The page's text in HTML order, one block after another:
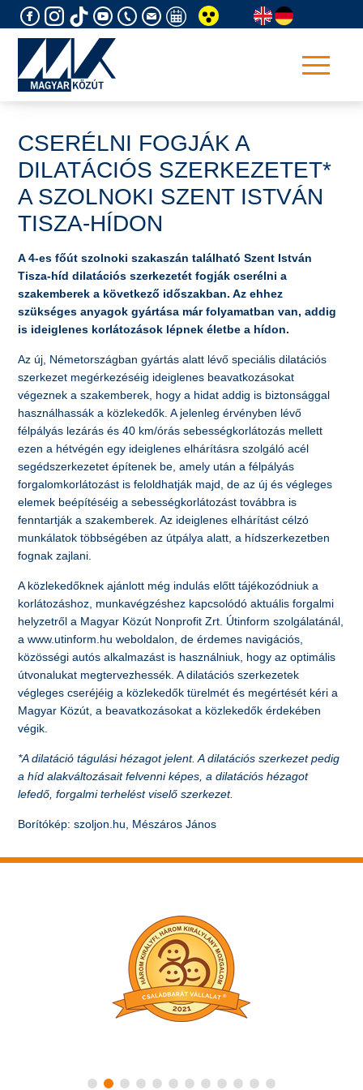
to
CSERÉLNI FOGJÁK A
DILATÁCIÓS SZERKEZETET*
A SZOLNOKI SZENT ISTVÁN
TISZA-HÍDON
A 4-es főút szolnoki szakaszán található Szent István
Tisza-híd dilatációs szerkezetét fogják cserélni a
szakemberek a következő időszakban. Az ehhez
szükséges anyagok gyártása már folyamatban van, addig
is ideiglenes korlátozások lépnek életbe a hídon.
Az új, Németországban gyártás alatt lévő speciális dilatációs
szerkezet megérkezéséig ideiglenes beavatkozásokat
végeznek a szakemberek, hogy a hidat addig is biztonsággal
használhassák a közlekedők. A jelenleg érvényben lévő
félpályás lezárás és 40 km/órás sebességkorlátozás mellett
ezen a hétvégén egy ideiglenes elhárításra szolgáló acél
segédszerkezetet építenek be, amely után a félpályás
forgalomkorlátozást is feloldhatják majd, de az új és végleges
elemek beépítéséig a sebességkorlátozást továbbra is
fenntartják a szakemberek. Az ideiglenes elhárítást célzó
munkálatok többségében az útpálya alatt, a hídszerkezetben
fognak zajlani.
A közlekedőknek ajánlott még indulás előtt tájékozódniuk a
korlátozáshoz, munkavégzéshez kapcsolódó aktuális forgalmi
helyzetről a Magyar Közút Nonprofit Zrt. Útinform szolgálatánál,
a www.utinform.hu weboldalon, de érdemes navigációs,
közösségi autós alkalmazást is használniuk, hogy az optimális
útvonalukat megtervezhessék. A dilatációs szerkezetek
végleges cseréjéig a közlekedők türelmét és megértését kéri a
Magyar Közút, a beavatkozásokat a közlekedők érdekében
végik.
*A dilatáció tágulási hézagot jelent. A dilatációs szerkezet pedig
a híd alakváltozásait felvenni képes, a dilatációs hézagot
lefedő, forgalmi terhelést viselő szerkezet.
Borítókép: szoljon.hu, Mészáros János